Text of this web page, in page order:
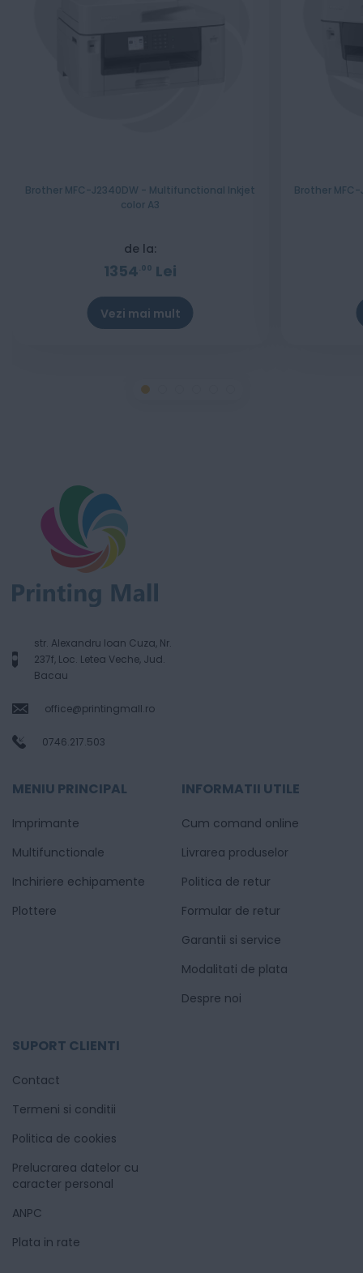
Brother MFC-J2340DW - Multifunctional Inkjet
color A3
de la:
1354 00 Lei
Vezi mai mult
Brother
str. Alexandru Ioan Cuza, Nr.
237f, Loc. Letea Veche, Jud.
Bacau
office@printingmall.ro
0746.217.503
MENIU PRINCIPAL
Imprimante
Multifunctionale
Inchiriere echipamente
Plottere
INFORMATII UTILE
Cum comand online
Livrarea produselor
Politica de retur
Formular de retur
Garantii si service
Modalitati de plata
Despre noi
SUPORT CLIENTI
Contact
Termeni si conditii
Politica de cookies
Prelucrarea datelor cu
caracter personal
ANPC
Plata in rate